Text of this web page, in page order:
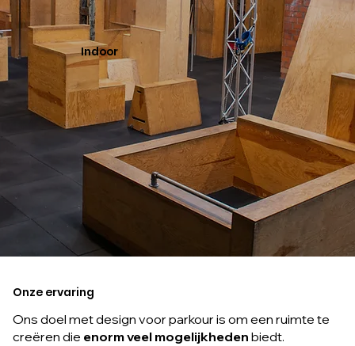
Indoor
Onze ervaring
Ons doel met design voor parkour is om een ruimte te
creëren die enorm veel mogelijkheden biedt.